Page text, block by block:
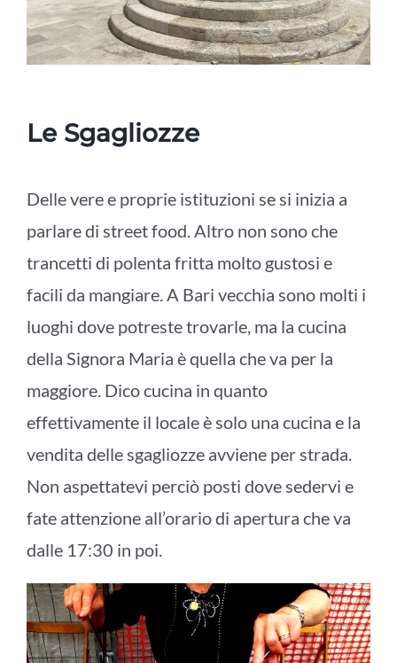
Le Sgagliozze
Delle vere e proprie istituzioni se si inizia a
parlare di street food. Altro non sono che
trancetti di polenta fritta molto gustosi e
facili da mangiare. A Bari vecchia sono molti i
luoghi dove potreste trovarle, ma la cucina
della Signora Maria è quella che va per la
maggiore. Dico cucina in quanto
effettivamente il locale è solo una cucina e la
vendita delle sgagliozze avviene per strada.
Non aspettatevi perciò posti dove sedervi e
fate attenzione all’orario di apertura che va
dalle 17:30 in poi.